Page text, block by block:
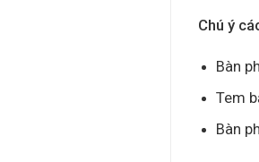
Chú ý
Bàn
Tem
Bàn